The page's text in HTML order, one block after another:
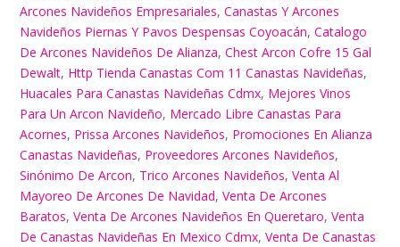
Arcones Navideños Empresariales,Canastas Y Arcones
Navideños Piernas Y Pavos Despensas Coyoacán,Catalogo
De Arcones Navideños De Alianza,Chest Arcon Cofre 15 Gal
Dewalt, Http Tienda Canastas Com 11 Canastas Navideñas,
Huacales Para Canastas Navideñas Cdmx, Mejores Vinos
Para Un Arcon Navideño, Mercado Libre Canastas Para
Acornes, Prissa Arcones Navideños, Promociones En Alianza
Canastas Navideñas, Proveedores Arcones Navideños,
Sinónimo De Arcon, Trico Arcones Navideños,Venta Al
Mayoreo De Arcones De Navidad,Venta De Arcones
Baratos,Venta De Arcones Navideños En Queretaro,Venta
De Canastas Navideñas En Mexico Cdmx,Venta De Canastas